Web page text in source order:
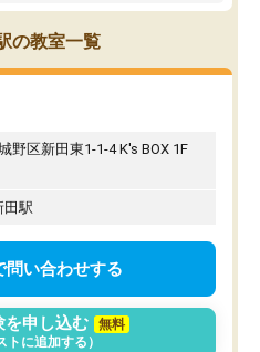
は良いで
の際に近
または路
不便で
熱心で、一人ひとりの苦
握し、復習や講習を通し
前より勉強に前向きに取
りたいと思える塾です。
の教室一覧
野区新田東1-1-4 K's BOX 1F
田駅
問い合わせする
を申し込む
無料
トに追加する）